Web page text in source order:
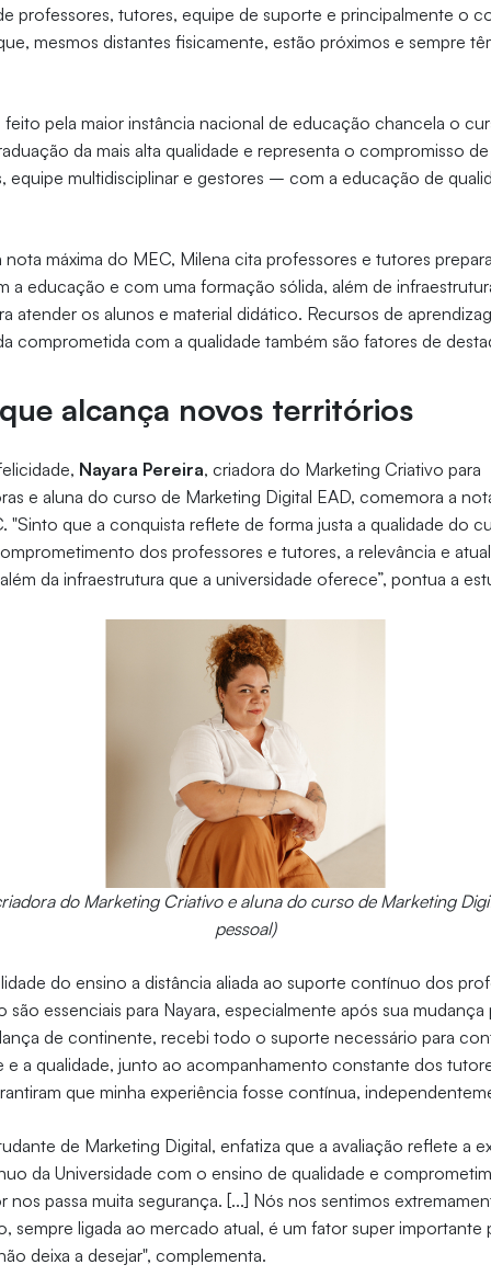
professores, tutores, equipe de suporte e principalmente o
mesmos distantes fisicamente, estão próximos e sempre
pela maior instância nacional de educação chancela o
da mais alta qualidade e representa o compromisso
equipe multidisciplinar e gestores – com a educação de
nota máxima do MEC, Milena cita professores e tutores
a educação e com uma formação sólida, além de
atender os alunos e material didático. Recursos de
comprometida com a qualidade também são fatores de
alcança novos territórios
Nayara Pereira, criadora do Marketing Criativo para
e aluna do curso de Marketing Digital EAD, comemora a
"Sinto que a conquista reflete de forma justa a qualidade do
dos professores e tutores, a relevância e
da infraestrutura que a universidade oferece”, pontua a
do Marketing Criativo e aluna do curso de Marketing
pessoal)
do ensino a distância aliada ao suporte contínuo dos
essenciais para Nayara, especialmente após sua mudança
de continente, recebi todo o suporte necessário para
e a qualidade, junto ao acompanhamento constante dos
que minha experiência fosse contínua,
de Marketing Digital, enfatiza que a avaliação reflete a
da Universidade com o ensino de qualidade e
nos passa muita segurança. [...] Nós nos sentimos
sempre ligada ao mercado atual, é um fator super importante
deixa a desejar", complementa.